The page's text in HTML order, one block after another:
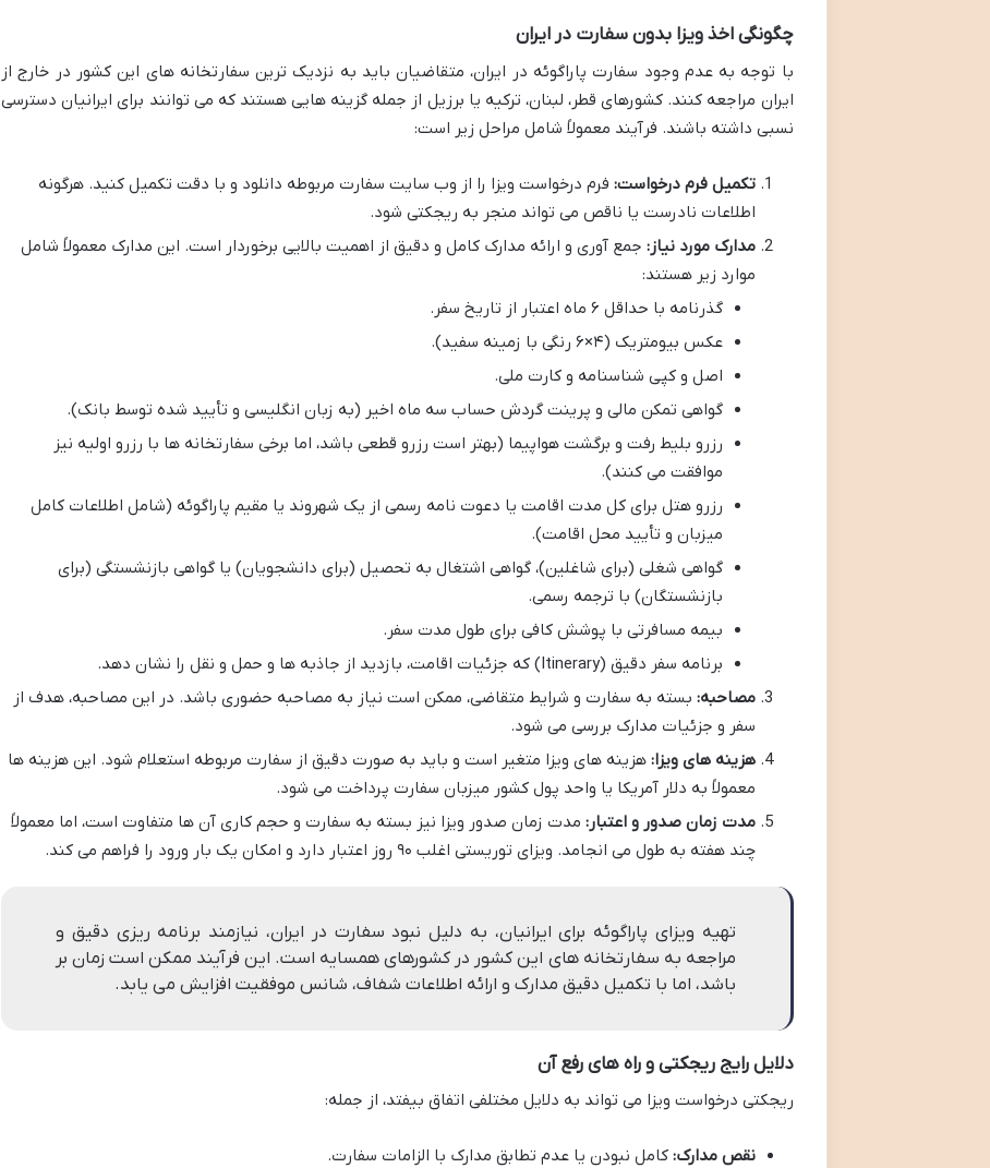
چگونگی اخذ ویزا بدون سفارت در ایران
با توجه به عدم وجود سفارت پاراگوئه در ایران، متقاضیان باید به نزدیک ترین سفارتخانه های این کشور در خارج از
ایران مراجعه کنند. کشورهای قطر، لبنان، ترکیه یا برزیل از جمله گزینه هایی هستند که می توانند برای ایرانیان دسترسی
نسبی داشته باشند. فرآیند معمولاً شامل مراحل زیر است:
تکمیل فرم درخواست: فرم درخواست ویزا را از وب سایت سفارت مربوطه دانلود و با دقت تکمیل کنید. هرگونه
اطلاعات نادرست یا ناقص می تواند منجر به ریجکتی شود.
مدارک مورد نیاز: جمع آوری و ارائه مدارک کامل و دقیق از اهمیت بالایی برخوردار است. این مدارک معمولاً شامل
موارد زیر هستند:
گذرنامه با حداقل ۶ ماه اعتبار از تاریخ سفر.
عکس بیومتریک (۴×۶ رنگی با زمینه سفید).
اصل و کپی شناسنامه و کارت ملی.
گواهی تمکن مالی و پرینت گردش حساب سه ماه اخیر (به زبان انگلیسی و تأیید شده توسط بانک).
رزرو بلیط رفت و برگشت هواپیما (بهتر است رزرو قطعی باشد، اما برخی سفارتخانه ها با رزرو اولیه نیز
موافقت می کنند).
رزرو هتل برای کل مدت اقامت یا دعوت نامه رسمی از یک شهروند یا مقیم پاراگوئه (شامل اطلاعات کامل
میزبان و تأیید محل اقامت).
گواهی شغلی (برای شاغلین)، گواهی اشتغال به تحصیل (برای دانشجویان) یا گواهی بازنشستگی (برای
بازنشستگان) با ترجمه رسمی.
بیمه مسافرتی با پوشش کافی برای طول مدت سفر.
برنامه سفر دقیق (Itinerary) که جزئیات اقامت، بازدید از جاذبه ها و حمل و نقل را نشان دهد.
مصاحبه: بسته به سفارت و شرایط متقاضی، ممکن است نیاز به مصاحبه حضوری باشد. در این مصاحبه، هدف از
سفر و جزئیات مدارک بررسی می شود.
هزینه های ویزا: هزینه های ویزا متغیر است و باید به صورت دقیق از سفارت مربوطه استعلام شود. این هزینه ها
معمولاً به دلار آمریکا یا واحد پول کشور میزبان سفارت پرداخت می شود.
مدت زمان صدور و اعتبار: مدت زمان صدور ویزا نیز بسته به سفارت و حجم کاری آن ها متفاوت است، اما معمولاً
چند هفته به طول می انجامد. ویزای توریستی اغلب ۹۰ روز اعتبار دارد و امکان یک بار ورود را فراهم می کند.
تهیه ویزای پاراگوئه برای ایرانیان، به دلیل نبود سفارت در ایران، نیازمند برنامه ریزی دقیق و
مراجعه به سفارتخانه های این کشور در کشورهای همسایه است. این فرآیند ممکن است زمان بر
باشد، اما با تکمیل دقیق مدارک و ارائه اطلاعات شفاف، شانس موفقیت افزایش می یابد.
دلایل رایج ریجکتی و راه های رفع آن
ریجکتی درخواست ویزا می تواند به دلایل مختلفی اتفاق بیفتد، از جمله:
نقص مدارک: کامل نبودن یا عدم تطابق مدارک با الزامات سفارت.